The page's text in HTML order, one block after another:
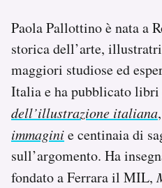
Paola Pallottino è nata a
storica dell’arte,
maggiori studiose ed
Italia e ha pubblicato
dell’illustrazione italiana,
immaginie centinaia di
sull’argomento. Ha
fondato a Ferrara il MIL,